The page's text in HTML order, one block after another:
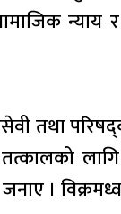
न्याय
तथा
।